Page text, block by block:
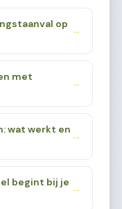
op
→
met
→
wat werkt en
→
begint bij je
→